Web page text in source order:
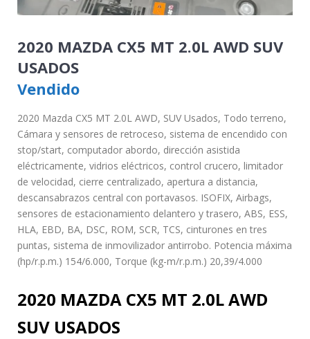
2020 MAZDA CX5 MT 2.0L AWD SUV
USADOS
Vendido
2020 Mazda CX5 MT 2.0L AWD, SUV Usados, Todo terreno,
Cámara y sensores de retroceso, sistema de encendido con
stop/start, computador abordo, dirección asistida
eléctricamente, vidrios eléctricos, control crucero, limitador
de velocidad, cierre centralizado, apertura a distancia,
descansabrazos central con portavasos. ISOFIX, Airbags,
sensores de estacionamiento delantero y trasero, ABS, ESS,
HLA, EBD, BA, DSC, ROM, SCR, TCS, cinturones en tres
puntas, sistema de inmovilizador antirrobo. Potencia máxima
(hp/r.p.m.) 154/6.000, Torque (kg-m/r.p.m.) 20,39/4.000
2020 MAZDA CX5 MT 2.0L AWD
SUV USADOS